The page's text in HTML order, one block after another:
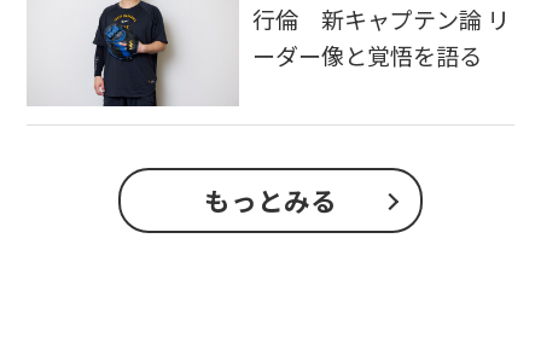
行倫 新キャプテン論 リ
ーダー像と覚悟を語る
もっとみる